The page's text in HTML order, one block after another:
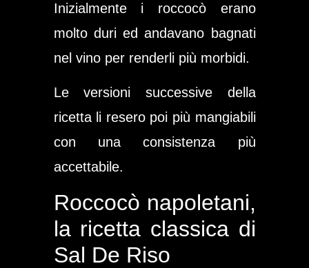
Inizialmente i roccocò erano
molto duri ed andavano bagnati
nel vino per renderli più morbidi.
Le versioni successive della
ricetta li resero poi più mangiabili
con una consistenza più
accettabile.
Roccocò napoletani,
la ricetta classica di
Sal De Riso